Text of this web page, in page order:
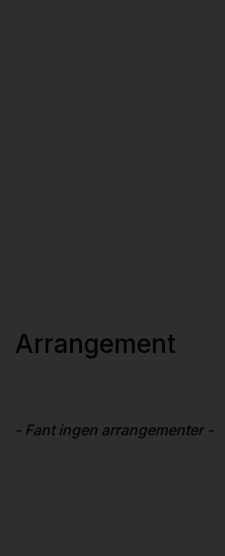
Arrangement
- Fant ingen arrangementer -